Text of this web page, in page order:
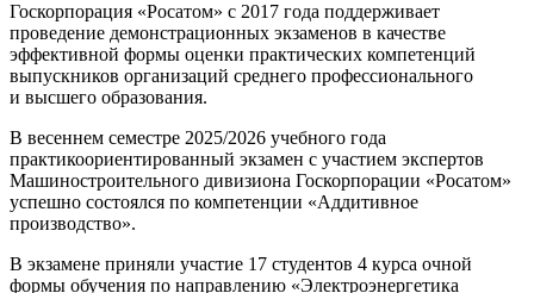
Госкорпорация «Росатом» с 2017 года поддерживает
проведение демонстрационных экзаменов в качестве
эффективной формы оценки практических компетенций
выпускников организаций среднего профессионального
и высшего образования.
В весеннем семестре 2025/2026 учебного года
практикоориентированный экзамен с участием экспертов
Машиностроительного дивизиона Госкорпорации «Росатом»
успешно состоялся по компетенции «Аддитивное
производство».
В экзамене приняли участие 17 студентов 4 курса очной
формы обучения по направлению «Электроэнергетика